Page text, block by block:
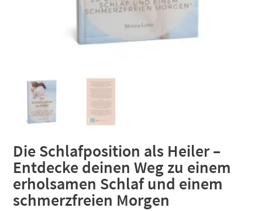
Die Schlafposition als Heiler –
Entdecke deinen Weg zu einem
erholsamen Schlaf und einem
schmerzfreien Morgen